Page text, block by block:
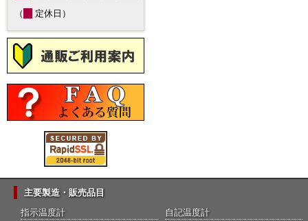
（
定休日）
主要製造・販売品目
指示温度計
自記温度計